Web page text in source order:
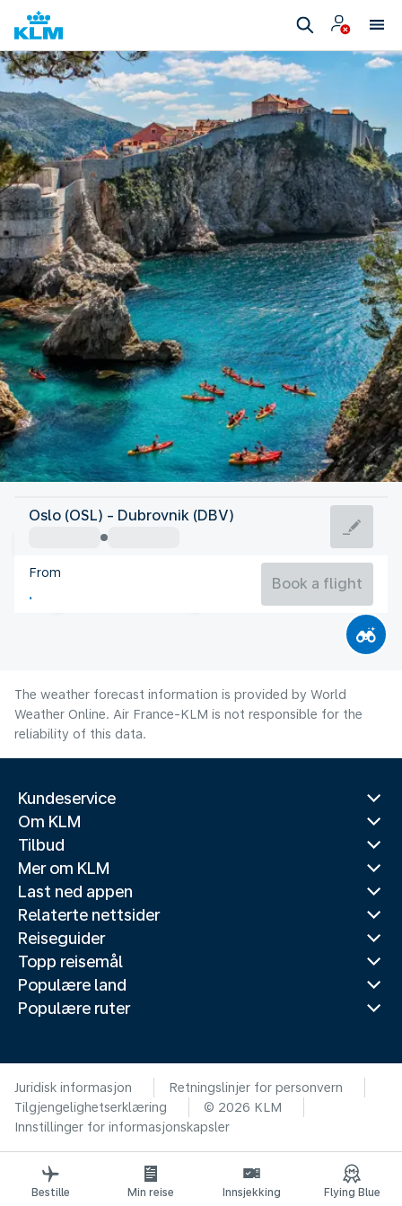
Croatia
Dubrovnik
Croatia
Oslo (OSL) - Dubrovnik (DBV)
From
Book a flight
The weather forecast information is provided by World
Weather Online. Air France-KLM is not responsible for the
reliability of this data.
Kundeservice
Om KLM
Tilbud
Mer om KLM
Last ned appen
Relaterte nettsider
Reiseguider
Topp reisemål
Populære land
Populære ruter
Juridisk informasjon
Retningslinjer for personvern
Tilgjengelighetserklæring
© 2026 KLM
Innstillinger for informasjonskapsler
Bestille Min reise Innsjekking Flying Blue